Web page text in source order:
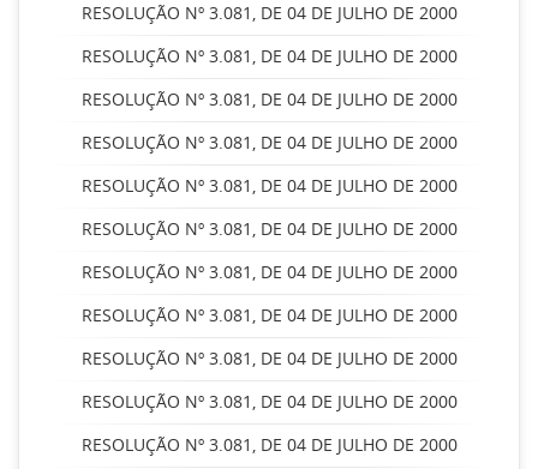
RESOLUÇÃO Nº 3.081, DE 04 DE JULHO DE 2000
RESOLUÇÃO Nº 3.081, DE 04 DE JULHO DE 2000
RESOLUÇÃO Nº 3.081, DE 04 DE JULHO DE 2000
RESOLUÇÃO Nº 3.081, DE 04 DE JULHO DE 2000
RESOLUÇÃO Nº 3.081, DE 04 DE JULHO DE 2000
RESOLUÇÃO Nº 3.081, DE 04 DE JULHO DE 2000
RESOLUÇÃO Nº 3.081, DE 04 DE JULHO DE 2000
RESOLUÇÃO Nº 3.081, DE 04 DE JULHO DE 2000
RESOLUÇÃO Nº 3.081, DE 04 DE JULHO DE 2000
RESOLUÇÃO Nº 3.081, DE 04 DE JULHO DE 2000
RESOLUÇÃO Nº 3.081, DE 04 DE JULHO DE 2000